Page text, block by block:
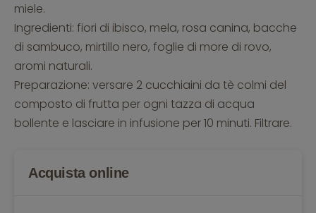
miele.
Ingredienti: fiori di ibisco, mela, rosa canina, bacche
di sambuco, mirtillo nero, foglie di more di rovo,
aromi naturali.
Preparazione: versare 2 cucchiaini da tè colmi del
composto di frutta per ogni tazza di acqua
bollente e lasciare in infusione per 10 minuti. Filtrare.
Acquista online